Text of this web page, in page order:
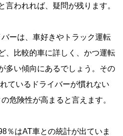
言われれば、疑問が残ります。
ーは、車好きやトラック運転
、比較的車に詳しく、かつ運転
多い傾向にあるでしょう。その
ているドライバーが慣れない
危険性が高まると言えます。
％はAT車との統計が出ていま